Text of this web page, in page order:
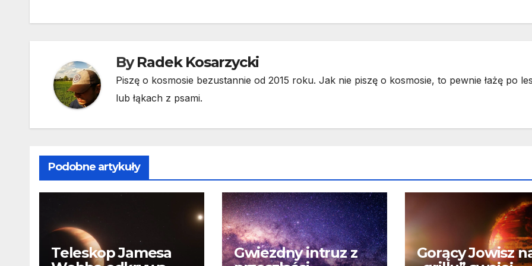
ByRadek Kosarzycki
Piszę o kosmosie bezustannie od 2015 roku. Jak nie piszę o kosmosie, to pewnie łażę po
lub łąkach z psami.
Podobne artykuły
Teleskop Jamesa
Gwiezdny intruz z
Gorący Jowisz